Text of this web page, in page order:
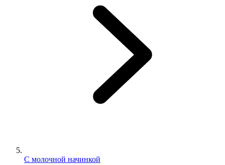
С молочной начинкой